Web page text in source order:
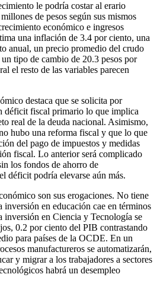
le podría costar al erario
de pesos según sus mismos
económico e ingresos
una inflación de 3.4 por ciento, una
anual, un precio promedio del crudo
tipo de cambio de 20.3 pesos por
el resto de las variables parecen
destaca que se solicita por
déficit fiscal primario lo que implica
real de la deuda nacional. Asimismo,
hubo una reforma fiscal y que lo que
del pago de impuestos y medidas
fiscal. Lo anterior será complicado
los fondos de ahorro de
déficit podría elevarse aún más.
son sus erogaciones. No tiene
en educación cae en términos
en Ciencia y Tecnología se
0.2 por ciento del PIB contrastando
para países de la OCDE. En un
manufactureros se automatizarán,
y migrar a los trabajadores a sectores
habrá un desempleo